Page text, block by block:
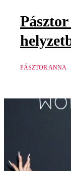
PÁSZTOR ANNA